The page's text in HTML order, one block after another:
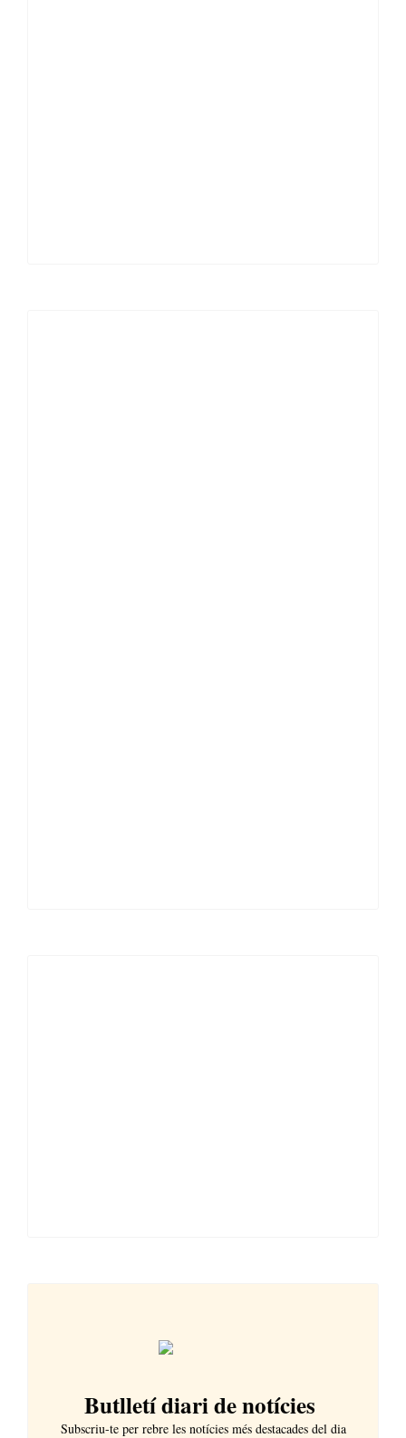
Butlletí diari de notícies
Subscriu-te per rebre les notícies més destacades del dia